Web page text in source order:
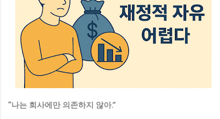
“나는 회사에만 의존하지 않아.”